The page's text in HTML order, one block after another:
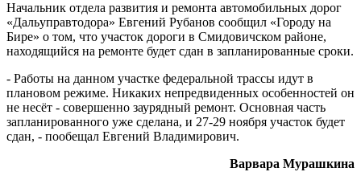
Начальник отдела развития и ремонта автомобильных дорог
«Дальуправтодора» Евгений Рубанов сообщил «Городу на
Бире» о том, что участок дороги в Смидовичском районе,
находящийся на ремонте будет сдан в запланированные сроки.
- Работы на данном участке федеральной трассы идут в
плановом режиме. Никаких непредвиденных особенностей он
не несёт - совершенно заурядный ремонт. Основная часть
запланированного уже сделана, и 27-29 ноября участок будет
сдан, - пообещал Евгений Владимирович.
Варвара Мурашкина